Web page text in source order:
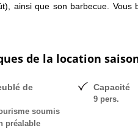
ainsi que son barbecue.
de ski d'Ax3domaines.
- CHEQUES
de la location
de
soumis
préalable
Capacité
9 pers.